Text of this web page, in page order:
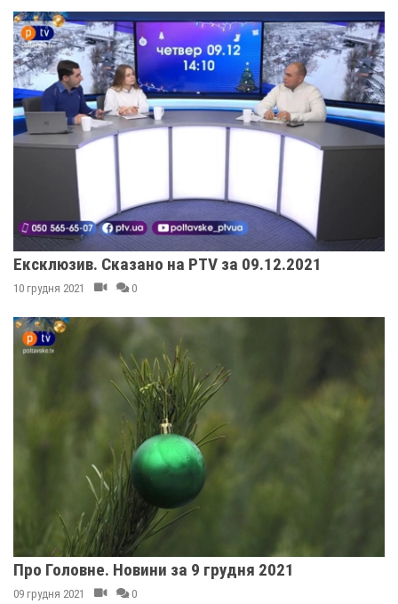
Ексклюзив. Сказано на PTV за 09.12.2021
10 грудня 2021 0
Про Головне. Новини за 9 грудня 2021
09 грудня 2021 0